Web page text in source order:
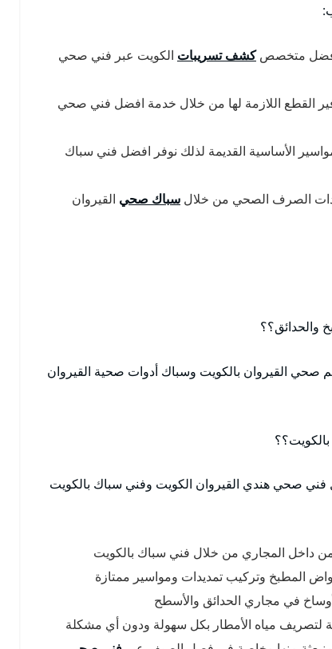
أفضل متخصصكشف تسريبات الكويت عبر فني صحي
القطع اللازمة لها من خلال خدمة افضل فني صحي
الأساسية القديمة لذلك نوفر افضل فني سباك
الصرف الصحي من خلال سباك صحي القيروان
والحدائق؟؟
صحي القيروان بالكويت وسباك أدوات صحية القيروان
فني صحي هندي القيروان الكويت وفني سباك بالكويت
داخل المجاري من خلال فني سباك بالكويت
المطبخ وتركيب تمديدات ومواسير ممتازة
في مجاري الحدائق والأسطح
لتصريف مياه الأمطار بكل سهولة ودون أي مشكلة